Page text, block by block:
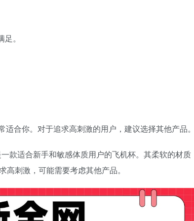
。
适合你。对于追求高刺激的用户，建议选择其他产品
款适合新手和敏感体质用户的飞机杯。其柔软的材质
刺激，可能需要考虑其他产品。